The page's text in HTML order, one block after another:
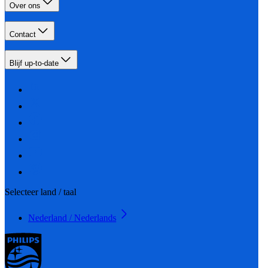
Over ons
Contact
Blijf up-to-date
Selecteer land / taal
Nederland / Nederlands